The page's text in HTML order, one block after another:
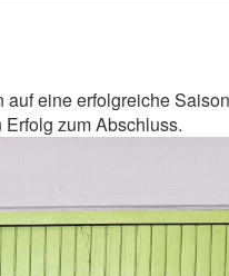
eine erfolgreiche
zum Abschluss.